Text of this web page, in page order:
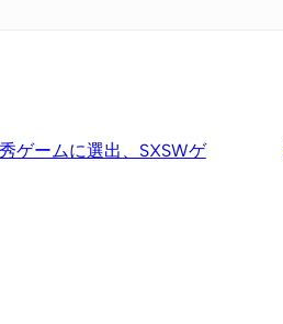
ゲームに選出、SXSWゲ